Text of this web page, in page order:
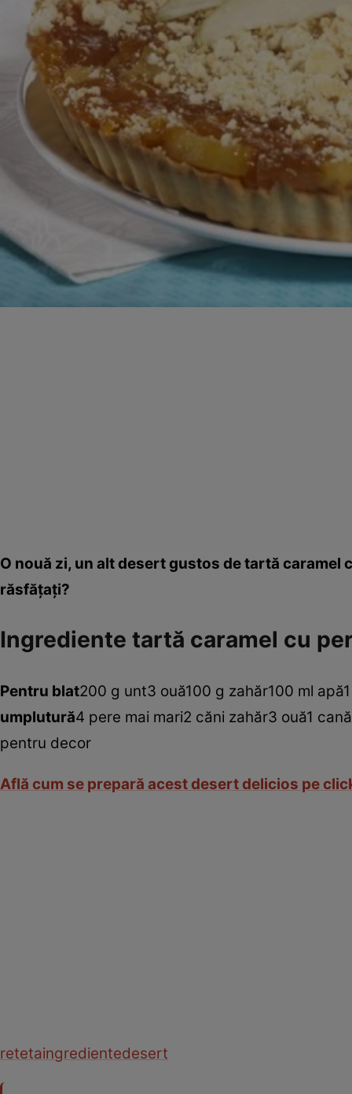
O nouă zi, un alt desert gustos de tartă caramel
răsfăţaţi?
Ingrediente tartă caramel cu
Pentru blat200 g unt3 ouă100 g zahăr100 ml
umplutură4 pere mai mari2 căni zahăr3 ouă1
pentru decor
Află cum se prepară acest desert delicios pe
retetaingredientedesert